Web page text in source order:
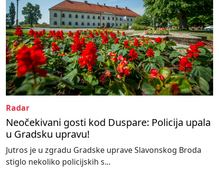
Radar
Neočekivani gosti kod Duspare: Policija upala
u Gradsku upravu!
Jutros je u zgradu Gradske uprave Slavonskog Broda
stiglo nekoliko policijskih s...